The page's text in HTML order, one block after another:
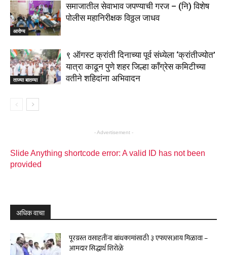
आरोग्य
समाजातील सेवाभाव जपण्याची गरज – (नि) विशेष
पोलीस महानिरीक्षक विठ्ठल जाधव
ताज्या बातम्या
९ ऑगस्ट क्रांती दिनाच्या पूर्व संध्येला ‘क्रांतीज्योत’
यात्रा काढून पुणे शहर जिल्हा काँग्रेस कमिटीच्या
वतीने शहिदांना अभिवादन
- Advertisement -
Slide Anything shortcode error: A valid ID has not been
provided
अधिक वाचा
पूरग्रस्त वसाहतींना बांधकामांसाठी ३ एफएसआय मिळावा –
आमदार सिद्धार्थ शिरोळे